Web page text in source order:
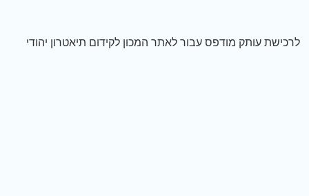
לרכישת עותק מודפס עבור לאתר המכון לקידום תיאטרון יהודי